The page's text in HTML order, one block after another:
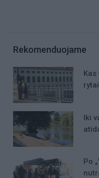
Rekomenduojame
Iki
Po